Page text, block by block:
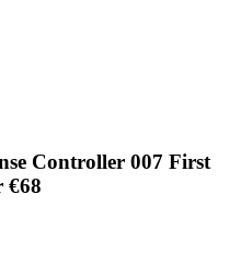
Controller 007 First
€68